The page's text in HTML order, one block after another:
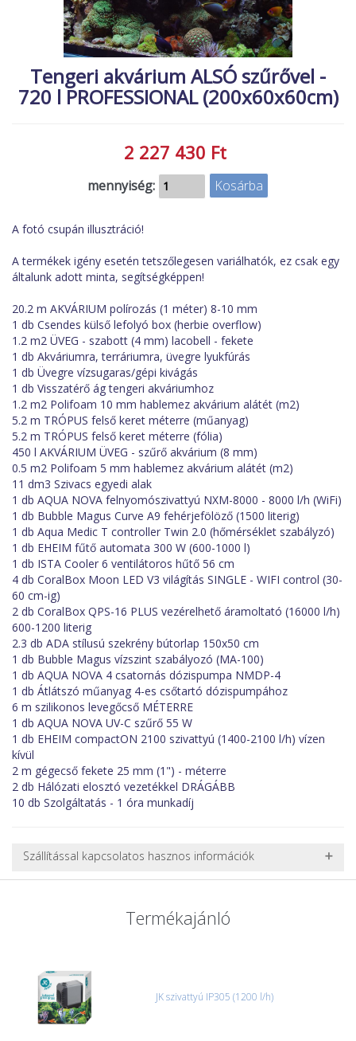
új élőlények
referenciák
MACSKA
ÉLŐ ÉDESVÍZI
ÉLŐ TENGERI
KISÁLLATOK
EXTRA AKCIÓK
Tengeri akvárium ALSÓ szűrővel -
720 l PROFESSIONAL (200x60x60cm)
2 227 430 Ft
mennyiség:
A fotó csupán illusztráció!
A termékek igény esetén tetszőlegesen variálhatók, ez csak egy
általunk adott minta, segítségképpen!
20.2 m AKVÁRIUM polírozás (1 méter) 8-10 mm
1 db Csendes külső lefolyó box (herbie overflow)
1.2 m2 ÜVEG - szabott (4 mm) lacobell - fekete
1 db Akváriumra, terráriumra, üvegre lyukfúrás
1 db Üvegre vízsugaras/gépi kivágás
1 db Visszatérő ág tengeri akváriumhoz
1.2 m2 Polifoam 10 mm hablemez akvárium alátét (m2)
5.2 m TRÓPUS felső keret méterre (műanyag)
5.2 m TRÓPUS felső keret méterre (fólia)
450 l AKVÁRIUM ÜVEG - szűrő akvárium (8 mm)
0.5 m2 Polifoam 5 mm hablemez akvárium alátét (m2)
11 dm3 Szivacs egyedi alak
1 db AQUA NOVA felnyomószivattyú NXM-8000 - 8000 l/h (WiFi)
1 db Bubble Magus Curve A9 fehérjefölöző (1500 literig)
1 db Aqua Medic T controller Twin 2.0 (hőmérséklet szabályzó)
1 db EHEIM fűtő automata 300 W (600-1000 l)
1 db ISTA Cooler 6 ventilátoros hűtő 56 cm
4 db CoralBox Moon LED V3 világítás SINGLE - WIFI control (30-
60 cm-ig)
2 db CoralBox QPS-16 PLUS vezérelhető áramoltató (16000 l/h)
600-1200 literig
2.3 db ADA stílusú szekrény bútorlap 150x50 cm
1 db Bubble Magus vízszint szabályozó (MA-100)
1 db AQUA NOVA 4 csatornás dózispumpa NMDP-4
1 db Átlátszó műanyag 4-es csőtartó dózispumpához
6 m szilikonos levegőcső MÉTERRE
1 db AQUA NOVA UV-C szűrő 55 W
1 db EHEIM compactON 2100 szivattyú (1400-2100 l/h) vízen
kívül
2 m gégecső fekete 25 mm (1") - méterre
2 db Hálózati elosztó vezetékkel DRÁGÁBB
10 db Szolgáltatás - 1 óra munkadíj
Szállítással kapcsolatos hasznos információk
van lehetőség, ezért nagy vagy nehéz termékeknél (pl. nagy
akváriumok, bútorok, stb.) egyedi szállítási ajánlatot adunk.
úgyhogy előre egyeztetni kell mindenképpen.
CSOMAG ÁTVÉTELE
Amennyiben a csomag átvételekor sérülést, folyadékot vagy
Termékajánló
JK szivattyú IP305 (1200 l/h)